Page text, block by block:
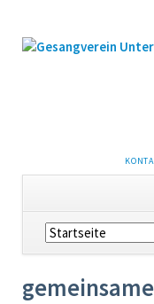
Navigation
überspringen